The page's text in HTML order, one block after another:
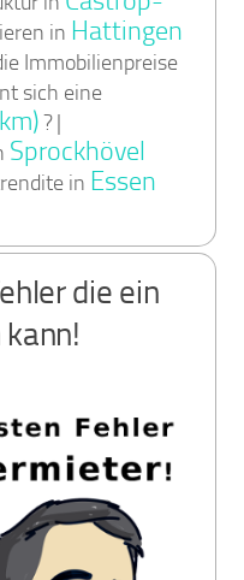
in Hattingen
Immobilienpreise
sich eine
? |
Sprockhövel
in Essen
die ein